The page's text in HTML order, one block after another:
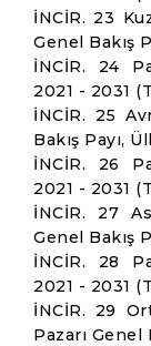
İNCİR. 23
Genel Bakış
İNCİR. 24
2021 - 2031
İNCİR. 25
Bakış Payı,
İNCİR. 26
2021 - 2031
İNCİR. 27
Genel Bakış
İNCİR. 28
2021 - 2031
İNCİR. 29
Pazarı Genel